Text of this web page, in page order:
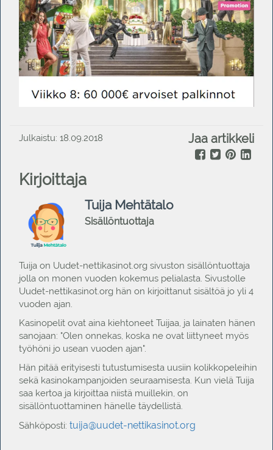
Julkaistu: 18.09.2018 Jaa artikkeli
Kirjoittaja
Tuija Mehtätalo
Sisällöntuottaja
Tuija on Uudet-nettikasinot.org sivuston sisällöntuottaja
jolla on monen vuoden kokemus pelialasta. Sivustolle
Uudet-nettikasinot.org hän on kirjoittanut sisältöä jo yli 4
vuoden ajan.
Kasinopelit ovat aina kiehtoneet Tuijaa, ja lainaten hänen
sanojaan: "Olen onnekas, koska ne ovat liittyneet myös
työhöni jo usean vuoden ajan".
Hän pitää erityisesti tutustumisesta uusiin kolikkopeleihin
sekä kasinokampanjoiden seuraamisesta. Kun vielä Tuija
saa kertoa ja kirjoittaa niistä muillekin, on
sisällöntuottaminen hänelle täydellistä.
Sähköposti: tuija@uudet-nettikasinot.org